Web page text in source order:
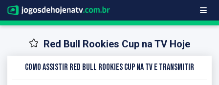
Red Bull Rookies Cup na TV Hoje
Como Assistir Red Bull Rookies Cup na TV e Transmitir